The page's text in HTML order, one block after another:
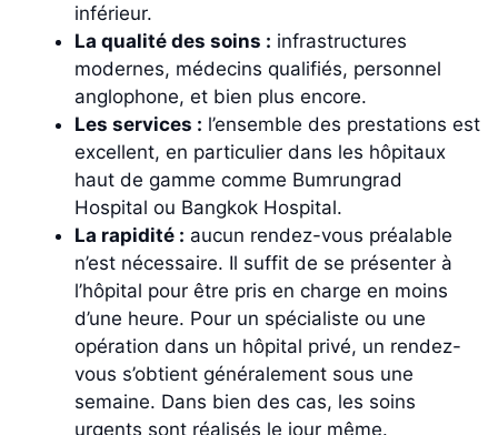
inférieur.
La qualité des soins : infrastructures
modernes, médecins qualifiés, personnel
anglophone, et bien plus encore.
Les services : l’ensemble des prestations est
excellent, en particulier dans les hôpitaux
haut de gamme comme Bumrungrad
Hospital ou Bangkok Hospital.
La rapidité : aucun rendez-vous préalable
n’est nécessaire. Il suffit de se présenter à
l’hôpital pour être pris en charge en moins
d’une heure. Pour un spécialiste ou une
opération dans un hôpital privé, un rendez-
vous s’obtient généralement sous une
semaine. Dans bien des cas, les soins
urgents sont réalisés le jour même.